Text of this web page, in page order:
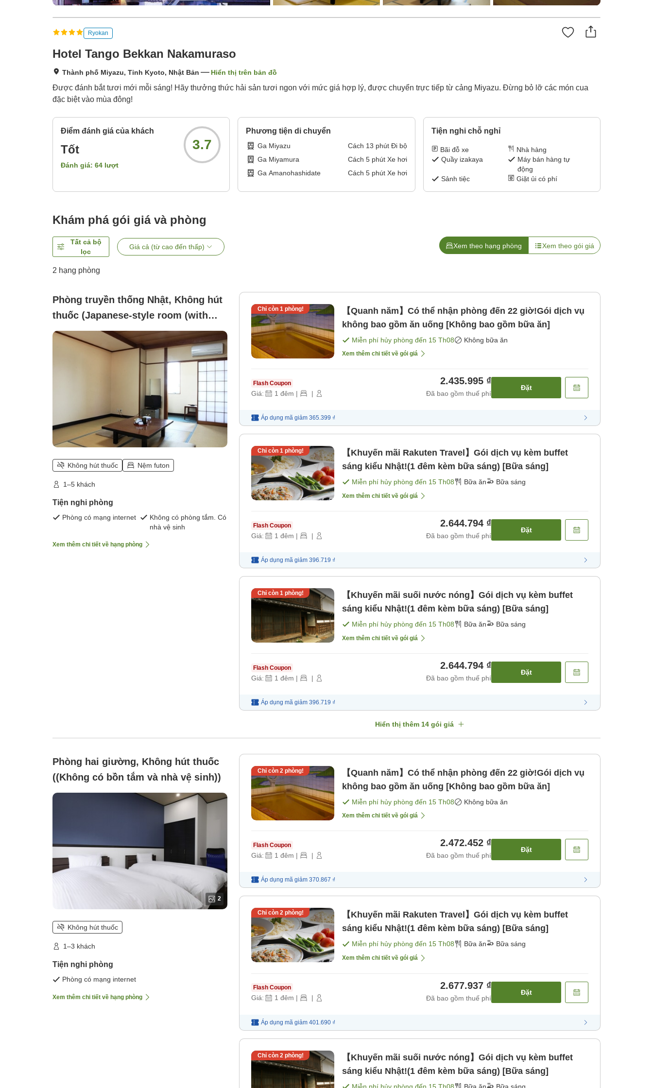
Ryokan
Hotel Tango Bekkan Nakamuraso
Thành phố Miyazu, Tỉnh Kyoto, Nhật Bản Hiển thị trên bản đồ
Được đánh bắt tươi mới mỗi sáng! Hãy thưởng thức hải sản tươi ngon với mức giá hợp lý, được chuyển trực tiếp từ cảng Miyazu. Đừng bỏ lỡ các món cua
đặc biệt vào mùa đông!
Điểm đánh giá của khách
Tốt
Đánh giá: 64 lượt
3.7
Phương tiện di chuyển
Ga Miyazu Cách 13 phút Đi bộ
Ga Miyamura
Cách 5phút Xe hơi
Ga Amanohashidate
Cách 5phút Xe hơi
Tiện nghi chỗ nghỉ
Bãi đỗ xe
Nhà hàng
Quầy izakaya
Máy bán hàng tự
động
Sảnh tiệc
Giặt ủi có phí
Khám phá gói giá và phòng
Tất cả bộ
lọc
Giá cả (từ cao đến thấp) Xem theo hạng phòng Xem theo gói giá
2 hạng phòng
Phòng truyền thống Nhật, Không hút
thuốc (Japanese-style room (with
toilet))
Không hút thuốc Nệm futon
1–5 khách
Tiện nghi phòng
Phòng có mạng internet
Không có phòng tắm. Có
nhà vệ sinh
Xem thêm chi tiết về hạng phòng
Chỉ còn 1phòng!
【Quanh năm】Có thể nhận phòng đến 22 giờ!Gói dịch vụ
không bao gồm ăn uống [Không bao gồm bữa ăn]
Miễn phí hủy phòng đến 15 Th08 Không bữa ăn
Xem thêm chi tiết về gói giá
Flash Coupon
Giá: 1 đêm | |
2.435.995 ₫
Đã bao gồm thuế phí
Đặt
Áp dụng mã giảm 365.399 ₫
Chỉ còn 1phòng!
【Khuyến mãi Rakuten Travel】Gói dịch vụ kèm buffet
sáng kiểu Nhật!(1 đêm kèm bữa sáng) [Bữa sáng]
Miễn phí hủy phòng đến 15 Th08 Bữa ăn Bữa sáng
Xem thêm chi tiết về gói giá
Flash Coupon
Giá: 1 đêm | |
2.644.794 ₫
Đã bao gồm thuế phí
Đặt
Áp dụng mã giảm 396.719 ₫
Chỉ còn 1phòng!
【Khuyến mãi suối nước nóng】Gói dịch vụ kèm buffet
sáng kiểu Nhật!(1 đêm kèm bữa sáng) [Bữa sáng]
Miễn phí hủy phòng đến 15 Th08 Bữa ăn Bữa sáng
Xem thêm chi tiết về gói giá
Flash Coupon
Giá: 1 đêm | |
2.644.794 ₫
Đã bao gồm thuế phí
Đặt
Áp dụng mã giảm 396.719 ₫
Hiển thị thêm 14 gói giá
Phòng hai giường, Không hút thuốc
((Không có bồn tắm và nhà vệ sinh))
2
Không hút thuốc
1–3 khách
Tiện nghi phòng
Phòng có mạng internet
Xem thêm chi tiết về hạng phòng
Chỉ còn 2phòng!
【Quanh năm】Có thể nhận phòng đến 22 giờ!Gói dịch vụ
không bao gồm ăn uống [Không bao gồm bữa ăn]
Miễn phí hủy phòng đến 15 Th08 Không bữa ăn
Xem thêm chi tiết về gói giá
Flash Coupon
Giá: 1 đêm | |
2.472.452 ₫
Đã bao gồm thuế phí
Đặt
Áp dụng mã giảm 370.867 ₫
Chỉ còn 2phòng!
【Khuyến mãi Rakuten Travel】Gói dịch vụ kèm buffet
sáng kiểu Nhật!(1 đêm kèm bữa sáng) [Bữa sáng]
Miễn phí hủy phòng đến 15 Th08 Bữa ăn Bữa sáng
Xem thêm chi tiết về gói giá
Flash Coupon
Giá: 1 đêm | |
2.677.937 ₫
Đã bao gồm thuế phí
Đặt
Áp dụng mã giảm 401.690 ₫
Chỉ còn 2 phòng!
【Khuyến mãi suối nước nóng】Gói dịch vụ kèm buffet
sáng kiểu Nhật!(1 đêm kèm bữa sáng) [Bữa sáng]
Miễn phí hủy phòng đến 15 Th08 Bữa ăn Bữa sáng